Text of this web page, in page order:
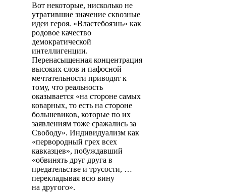
Вот некоторые, нисколько не
утратившие значение сквозные
идеи героя. «Властебоязнь» как
родовое качество
демократической
интеллигенции.
Перенасыщенная концентрация
высоких слов и пафосной
мечтательности приводят к
тому, что реальность
оказывается «на стороне самых
коварных, то есть на стороне
большевиков, которые по их
заявлениям тоже сражались за
Свободу». Индивидуализм как
«первородный грех всех
кавказцев», побуждавший
«обвинять друг друга в
предательстве и трусости, …
перекладывая всю вину
на другого».